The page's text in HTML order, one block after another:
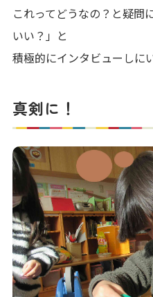
これってどうなの？と疑問
いい？」と
積極的にインタビューしに
真剣に！